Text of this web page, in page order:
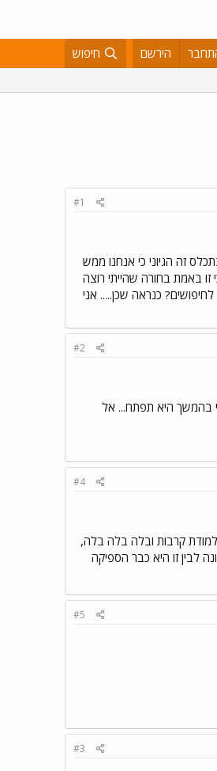
הירשם חיפוש
#1
זה הגיוני כי אנחנו ממש
זו באמת בחורה שהייתי רוצה
כנראה שכן..... אני
#2
בהמשך היא תפתח... אל
#4
קרבות ובלה בלה בלה,
לבין זו היא כבר הספיקה
#5
#3